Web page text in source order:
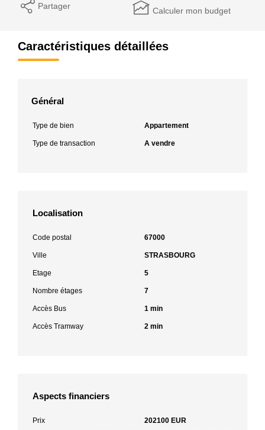
Partager Calculer mon budget
Caractéristiques détaillées
Général
Type de bien Appartement
Type de transaction A vendre
Localisation
Code postal 67000
Ville STRASBOURG
Etage 5
Nombre étages 7
Accès Bus 1 min
Accès Tramway 2 min
Aspects financiers
Prix 202100 EUR